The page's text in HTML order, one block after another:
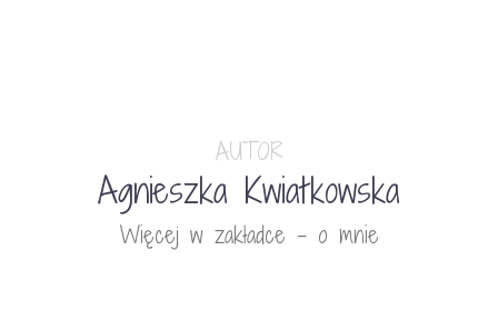
AUTOR
Agnieszka Kwiatkowska
Więcej w zakładce - o mnie